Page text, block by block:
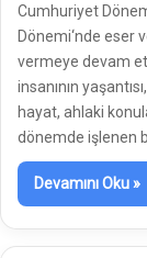
Cumhuriyet
Dönemi‘nde eser
vermeye devam
insanının
hayat, ahlaki
dönemde işlenen
Devamını Oku »